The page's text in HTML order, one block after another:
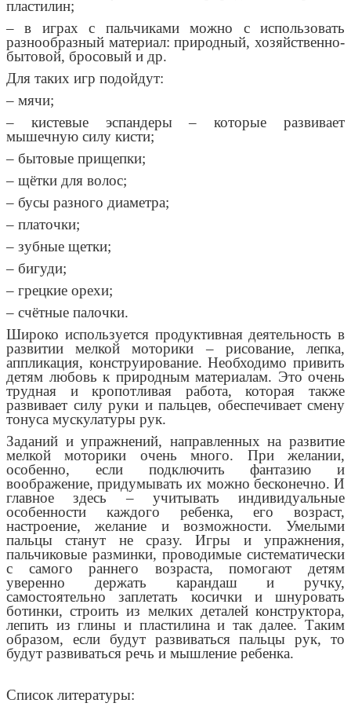
пластилин;
– в играх с пальчиками можно с использовать
разнообразный материал: природный, хозяйственно-
бытовой, бросовый и др.
Для таких игр подойдут:
– мячи;
– кистевые эспандеры – которые развивает
мышечную силу кисти;
– бытовые прищепки;
– щётки для волос;
– бусы разного диаметра;
– платочки;
– зубные щетки;
– бигуди;
– грецкие орехи;
– счётные палочки.
Широко используется продуктивная деятельность в
развитии мелкой моторики – рисование, лепка,
аппликация, конструирование. Необходимо привить
детям любовь к природным материалам. Это очень
трудная и кропотливая работа, которая также
развивает силу руки и пальцев, обеспечивает смену
тонуса мускулатуры рук.
Заданий и упражнений, направленных на развитие
мелкой моторики очень много. При желании,
особенно, если подключить фантазию и
воображение, придумывать их можно бесконечно. И
главное здесь – учитывать индивидуальные
особенности каждого ребенка, его возраст,
настроение, желание и возможности. Умелыми
пальцы станут не сразу. Игры и упражнения,
пальчиковые разминки, проводимые систематически
с самого раннего возраста, помогают детям
уверенно держать карандаш и ручку,
самостоятельно заплетать косички и шнуровать
ботинки, строить из мелких деталей конструктора,
лепить из глины и пластилина и так далее. Таким
образом, если будут развиваться пальцы рук, то
будут развиваться речь и мышление ребенка.
Список литературы: